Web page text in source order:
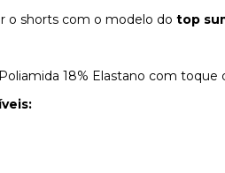
o shorts com o modelo do top
18% Elastano com toque